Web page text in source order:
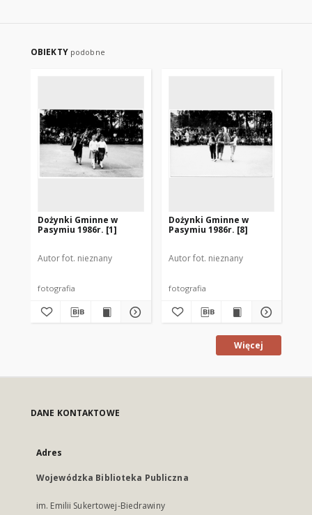
OBIEKTY podobne
Dożynki Gminne w
Pasymiu 1986r. [1]
Autor fot. nieznany
fotografia
Dożynki Gminne w
Pasymiu 1986r. [8]
Autor fot. nieznany
fotografia
Więcej
DANE KONTAKTOWE
Adres
Wojewódzka Biblioteka Publiczna
im. Emilii Sukertowej-Biedrawiny